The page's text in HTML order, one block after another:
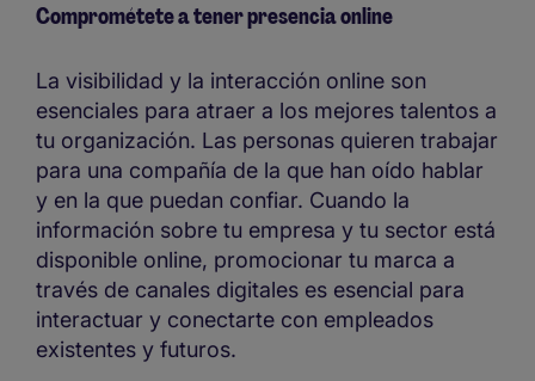
Comprométete a tener presencia online
La visibilidad y la interacción online son
esenciales para atraer a los mejores talentos a
tu organización. Las personas quieren trabajar
para una compañía de la que han oído hablar
y en la que puedan confiar. Cuando la
información sobre tu empresa y tu sector está
disponible online, promocionar tu marca a
través de canales digitales es esencial para
interactuar y conectarte con empleados
existentes y futuros.